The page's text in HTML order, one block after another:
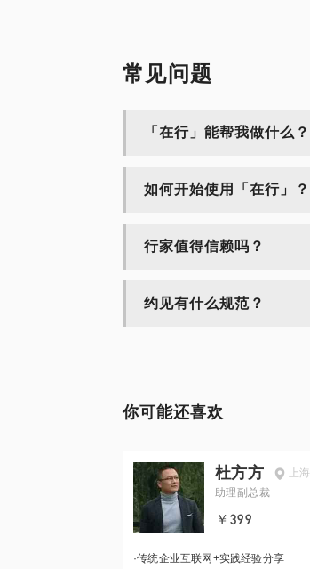
常见问题
「在行」能帮我做什么？
如何开始使用「在行」？
行家值得信赖吗？
约见有什么规范？
你可能还喜欢
杜方方
上海
助理副总裁
￥399
·传统企业互联网+实践经验分享